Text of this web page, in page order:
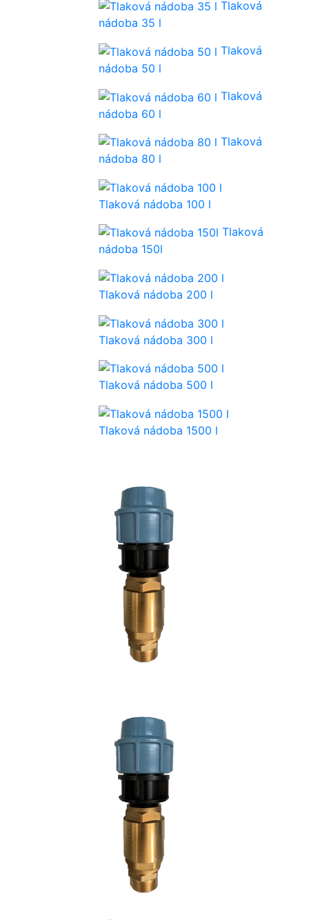
Tlaková
nádoba 35 l
Tlaková
nádoba 50 l
Tlaková
nádoba 60 l
Tlaková
nádoba 80 l
Tlaková nádoba 100 l
Tlaková
nádoba 150l
Tlaková nádoba 200 l
Tlaková nádoba 300 l
Tlaková nádoba 500 l
Tlaková nádoba 1500 l